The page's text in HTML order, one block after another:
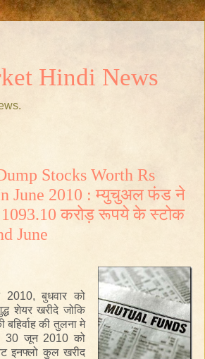
Hindi News
Stocks Worth Rs
June 2010 : म्युचुअल फंड ने
करोड़ रूपये के स्टोक
June
2010,बुधवार को
शेयर खरीदे जोकि
बहिर्वाह की तुलना मे
30 जून2010को
इनफ्लो कुल खरीद